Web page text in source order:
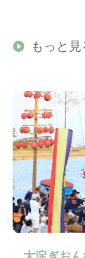
もっと見